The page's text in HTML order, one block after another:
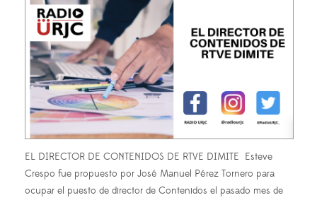
EL DIRECTOR DE CONTENIDOS DE RTVE DIMITE Esteve
Crespo fue propuesto por José Manuel Pérez Tornero para
ocupar el puesto de director de Contenidos el pasado mes de